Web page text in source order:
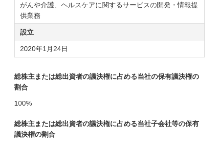
がんや介護、ヘルスケアに関するサービスの開発・情報提
供業務
設立
2020年1月24日
総株主または総出資者の議決権に占める当社の保有議決権の
割合
100%
総株主または総出資者の議決権に占める当社子会社等の保有
議決権の割合